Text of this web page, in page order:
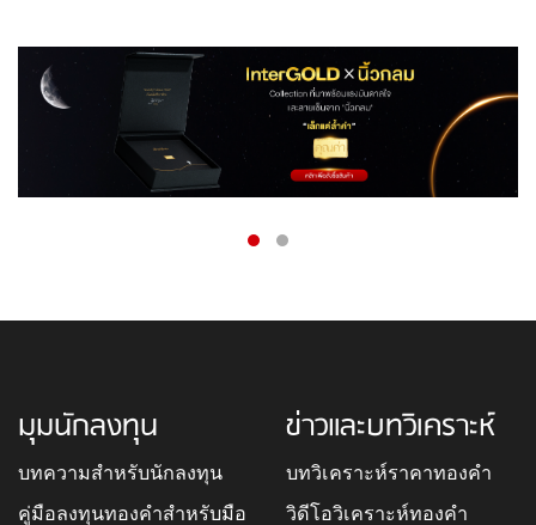
มุมนักลงทุน
บทความสำหรับนักลงทุน
คู่มือลงทุนทองคำสำหรับมือ
ข่าวและบทวิเคราะห์
บทวิเคราะห์ราคาทองคำ
วิดีโอวิเคราะห์ทองคำ